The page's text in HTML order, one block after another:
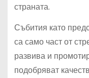
страната.
Събития като
са само част от
развива и
подобряват